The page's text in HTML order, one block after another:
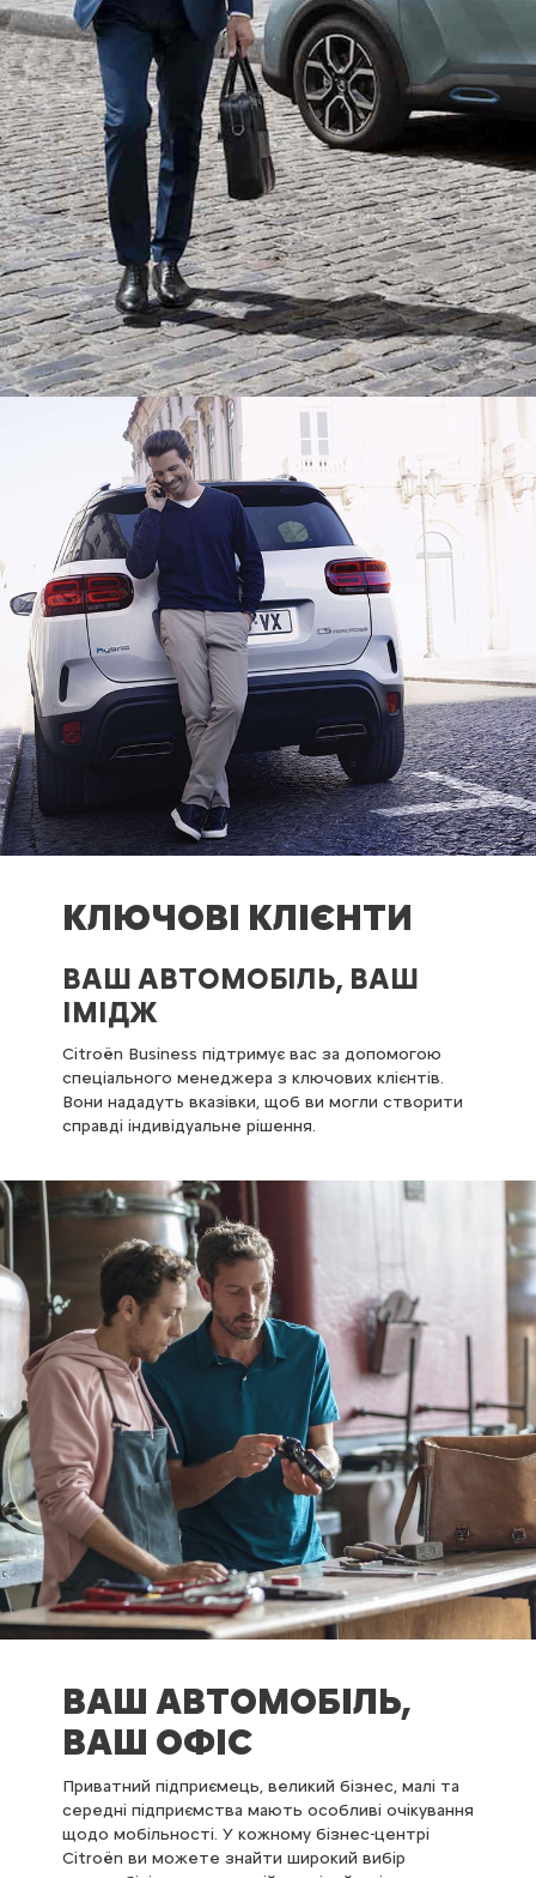
КЛЮЧОВІ КЛІЄНТИ
ВАШ АВТОМОБІЛЬ, ВАШ
ІМІДЖ
Citroën Business підтримує вас за допомогою
спеціального менеджера з ключових клієнтів.
Вони нададуть вказівки, щоб ви могли створити
справді індивідуальне рішення.
ВАШ АВТОМОБІЛЬ,
ВАШ ОФІС
Приватний підприємець, великий бізнес, малі та
середні підприємства мають особливі очікування
щодо мобільності. У кожному бізнес-центрі
Citroën ви можете знайти широкий вибір